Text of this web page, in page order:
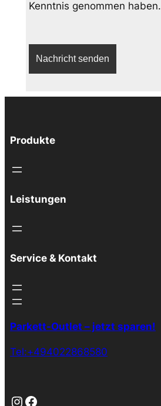
Kenntnis genommen haben.
Produkte
Leistungen
Service & Kontakt
Parkett-Outlet – jetzt sparen!
Tel:+494022868580
Instagram Facebook